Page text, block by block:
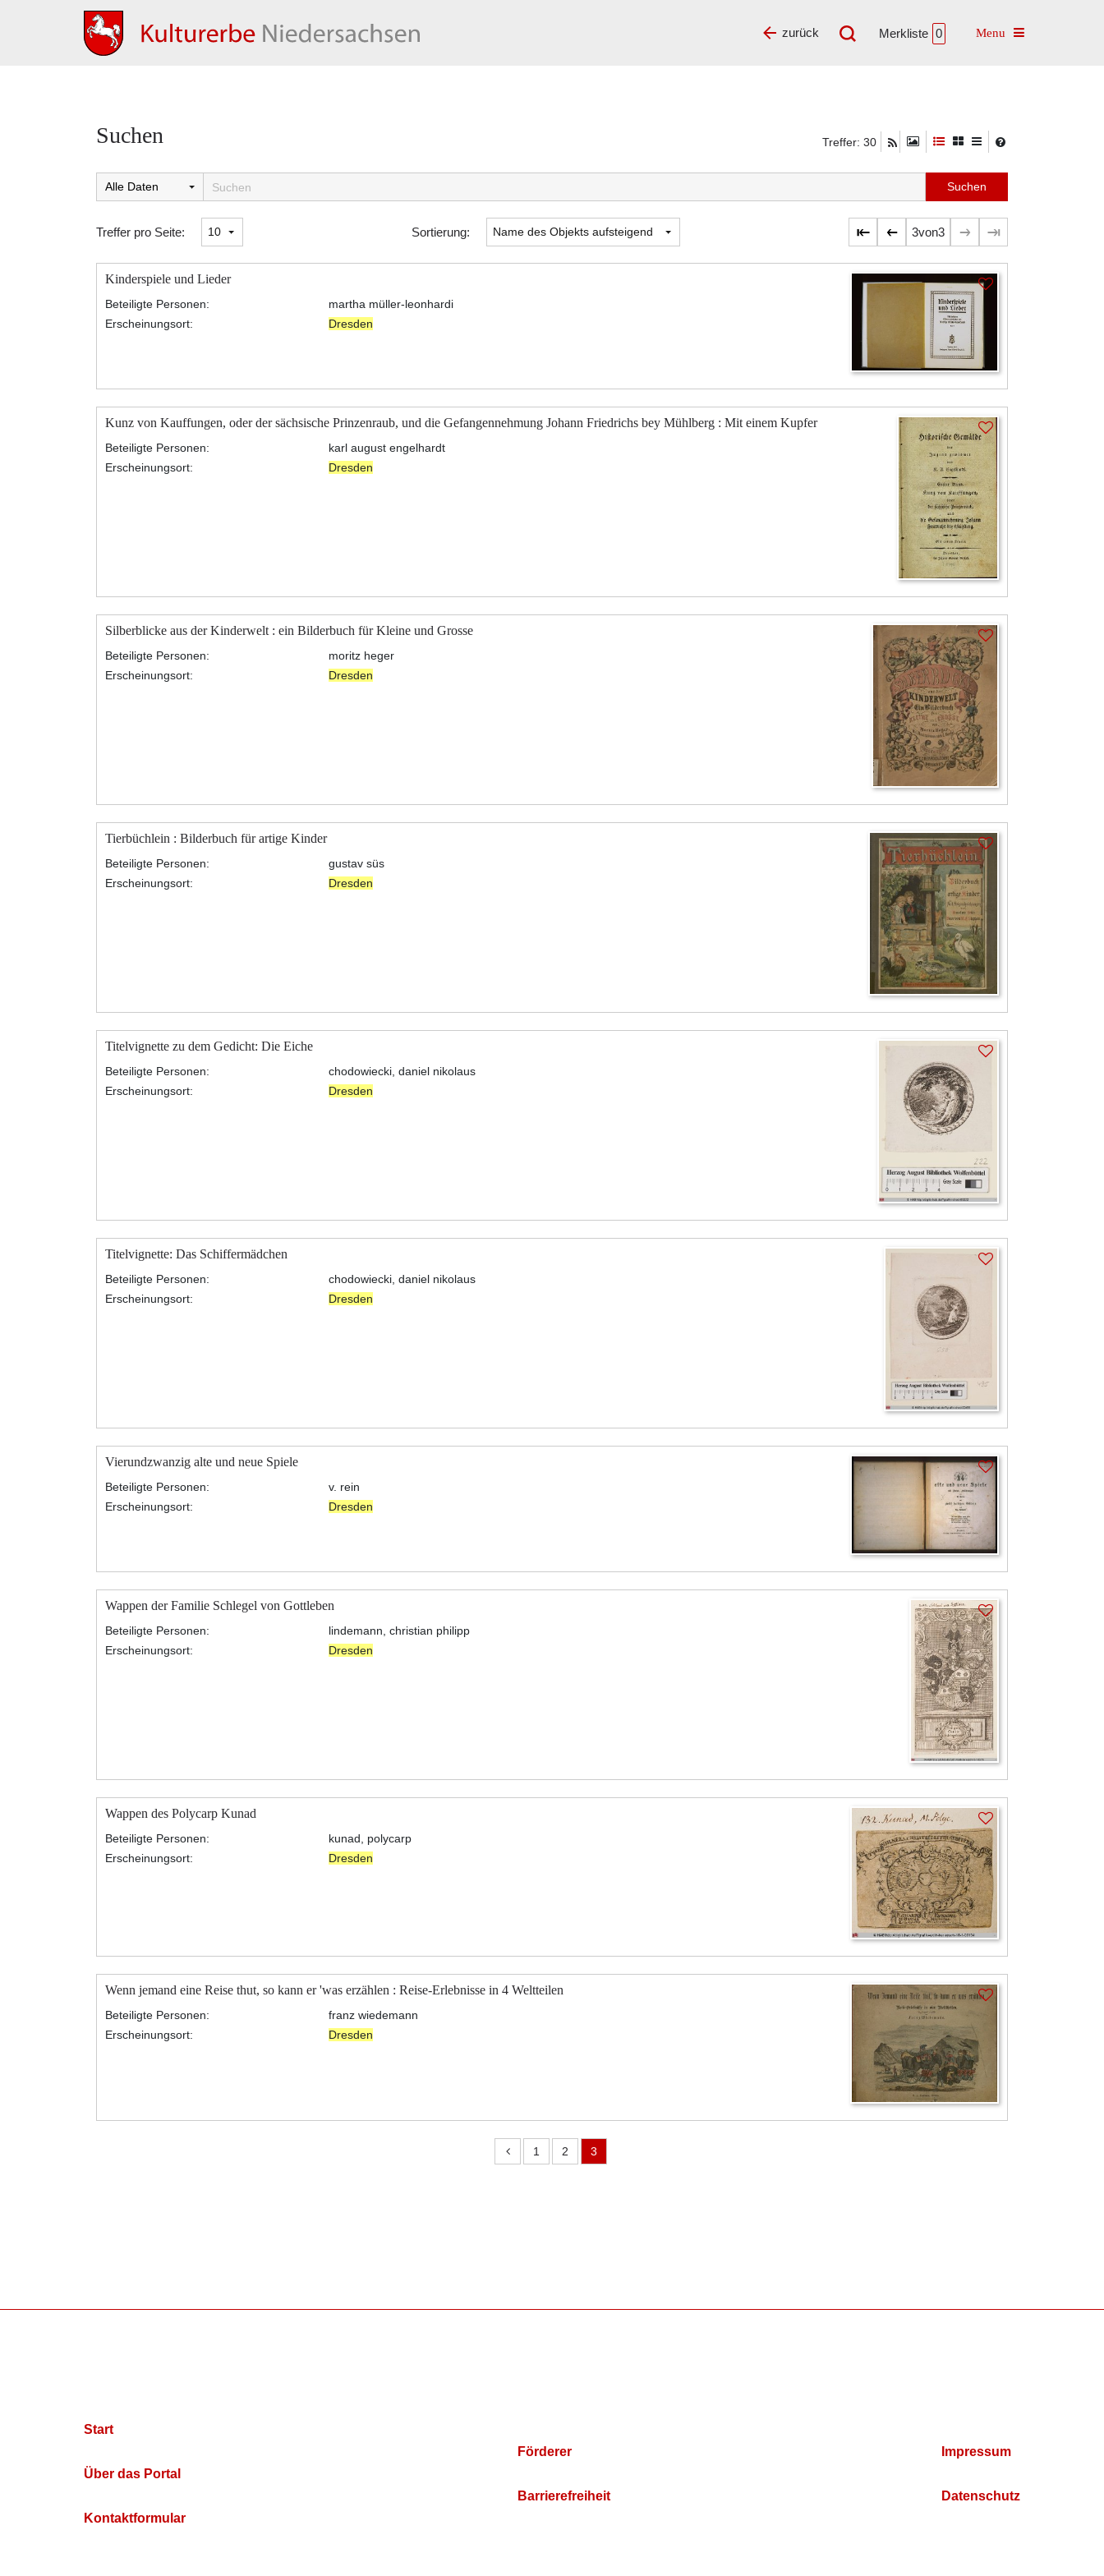
Merkliste 0 Toggle navigation
zurück
Suchen Treffer: 30
Suchtreffer:
Treffer pro Seite: Sortierung: 3von3
Kinderspiele und Lieder
Beteiligte Personen:
martha müller-leonhardi
Erscheinungsort:
Dresden
Kunz von Kauffungen, oder der sächsische Prinzenraub, und die Gefangennehmung Johann Friedrichs bey Mühlberg : Mit einem Kupfer
Beteiligte Personen:
karl august engelhardt
Erscheinungsort:
Dresden
Silberblicke aus der Kinderwelt : ein Bilderbuch für Kleine und Grosse
Beteiligte Personen:
moritz heger
Erscheinungsort:
Dresden
Tierbüchlein : Bilderbuch für artige Kinder
Beteiligte Personen:
gustav süs
Erscheinungsort:
Dresden
Titelvignette zu dem Gedicht: Die Eiche
Beteiligte Personen:
chodowiecki, daniel nikolaus
Erscheinungsort:
Dresden
Titelvignette: Das Schiffermädchen
Beteiligte Personen:
chodowiecki, daniel nikolaus
Erscheinungsort:
Dresden
Vierundzwanzig alte und neue Spiele
Beteiligte Personen:
v. rein
Erscheinungsort:
Dresden
Wappen der Familie Schlegel von Gottleben
Beteiligte Personen:
lindemann, christian philipp
Erscheinungsort:
Dresden
Wappen des Polycarp Kunad
Beteiligte Personen:
kunad, polycarp
Erscheinungsort:
Dresden
Wenn jemand eine Reise thut, so kann er 'was erzählen : Reise-Erlebnisse in 4 Weltteilen
Beteiligte Personen:
franz wiedemann
Erscheinungsort:
Dresden
1 2 3
Start
Über das Portal
Kontaktformular
Förderer
Barrierefreiheit
Impressum
Datenschutz